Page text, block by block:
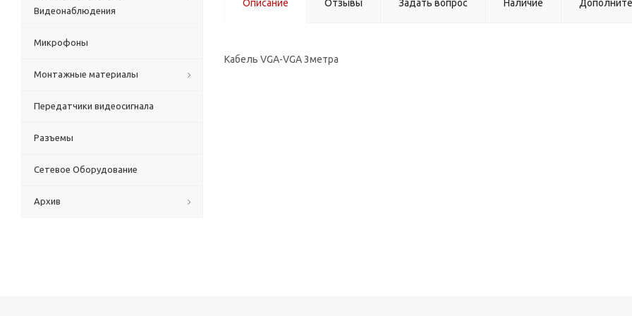
Описание Отзывы Задать вопрос Наличие
Кабель VGA-VGA 3метра
Видеонаблюдения
Микрофоны
Монтажные материалы
Передатчики видеосигнала
Разъемы
Сетевое Оборудование
Архив